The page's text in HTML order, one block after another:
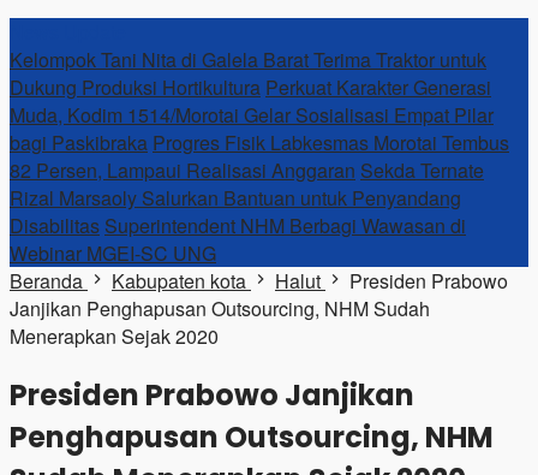
Kelompok Tani Nita di Galela Barat Terima Traktor untuk
Dukung Produksi Hortikultura Perkuat Karakter Generasi
Muda, Kodim 1514/Morotai Gelar Sosialisasi Empat Pilar
bagi Paskibraka Progres Fisik Labkesmas Morotai Tembus
82 Persen, Lampaui Realisasi Anggaran Sekda Ternate
Rizal Marsaoly Salurkan Bantuan untuk Penyandang
Disabilitas Superintendent NHM Berbagi Wawasan di
Webinar MGEI-SC UNG
Beranda
Kabupaten kota Halut
Presiden Prabowo
Janjikan Penghapusan Outsourcing, NHM Sudah
Menerapkan Sejak 2020
Presiden Prabowo Janjikan
Penghapusan Outsourcing, NHM